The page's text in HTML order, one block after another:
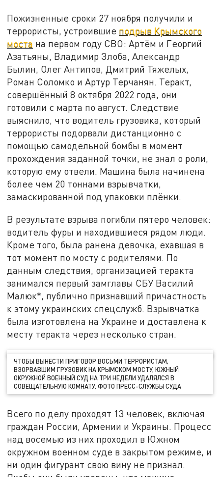
Пожизненные сроки 27 ноября получили и
террористы, устроившие подрыв Крымского
моста на первом году СВО: Артём и Георгий
Азатьяны, Владимир Злоба, Александр
Былин, Олег Антипов, Дмитрий Тяжелых,
Роман Соломко и Артур Терчанян. Теракт,
совершённый 8 октября 2022 года, они
готовили с марта по август. Следствие
выяснило, что водитель грузовика, который
террористы подорвали дистанционно с
помощью самодельной бомбы в момент
прохождения заданной точки, не знал о роли,
которую ему отвели. Машина была начинена
более чем 20 тоннами взрывчатки,
замаскированной под упаковки плёнки.
В результате взрыва погибли пятеро человек:
водитель фуры и находившиеся рядом люди.
Кроме того, была ранена девочка, ехавшая в
тот момент по мосту с родителями. По
данным следствия, организацией теракта
занимался первый замглавы СБУ Василий
Малюк*, публично признавший причастность
к этому украинских спецслужб. Взрывчатка
была изготовлена на Украине и доставлена к
месту теракта через несколько стран.
ЧТОБЫ ВЫНЕСТИ ПРИГОВОР ВОСЬМИ ТЕРРОРИСТАМ,
ВЗОРВАВШИМ ГРУЗОВИК НА КРЫМСКОМ МОСТУ, ЮЖНЫЙ
ОКРУЖНОЙ ВОЕННЫЙ СУД НА ТРИ НЕДЕЛИ УДАЛЯЛСЯ В
СОВЕЩАТЕЛЬНУЮ КОМНАТУ. ФОТО ПРЕСС-СЛУЖБЫ СУДА
Всего по делу проходят 13 человек, включая
граждан России, Армении и Украины. Процесс
над восемью из них проходил в Южном
окружном военном суде в закрытом режиме, и
ни один фигурант свою вину не признал.